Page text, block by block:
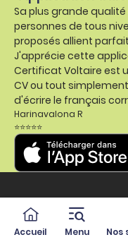
Accueil Menu Nos
Sa plus grande
personnes de tous
proposés allient
J'apprécie cette
Certificat Voltaire est
CV ou tout
d'écrire le français
Harinavalona R
⭐⭐⭐⭐⭐